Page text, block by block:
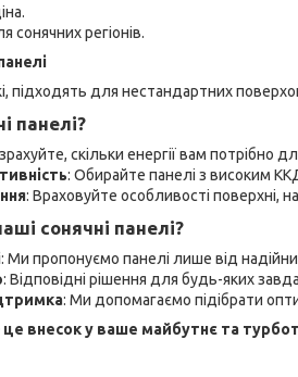
сонячних регіонів.
підходять для нестандартних
панелі?
скільки енергії вам
: Обирайте панелі з високим
: Враховуйте особливості поверхні,
сонячні панелі?
: Ми пропонуємо панелі лише від
: Відповідні рішення для будь-яких
: Ми допомагаємо підібрати
це внесок у ваше майбутнє та